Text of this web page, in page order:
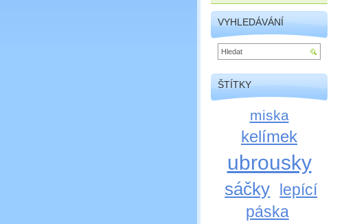
VYHLEDÁVÁNÍ
ŠTÍTKY
miska
kelímek
ubrousky
sáčky lepící
páska